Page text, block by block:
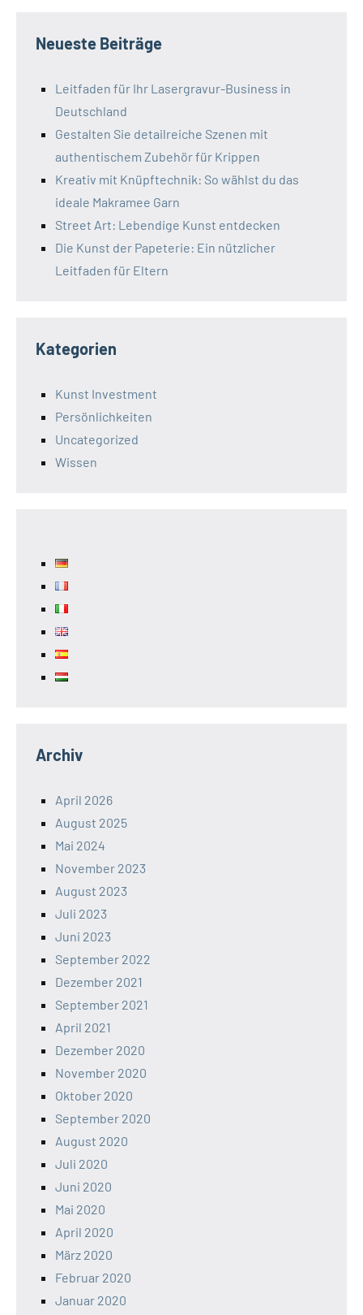
Neueste Beiträge
Leitfaden für Ihr Lasergravur-Business in
Deutschland
Gestalten Sie detailreiche Szenen mit
authentischem Zubehör für Krippen
Kreativ mit Knüpftechnik: So wählst du das
ideale Makramee Garn
Street Art: Lebendige Kunst entdecken
Die Kunst der Papeterie: Ein nützlicher
Leitfaden für Eltern
Kategorien
Kunst Investment
Persönlichkeiten
Uncategorized
Wissen
Archiv
April 2026
August 2025
Mai 2024
November 2023
August 2023
Juli 2023
Juni 2023
September 2022
Dezember 2021
September 2021
April 2021
Dezember 2020
November 2020
Oktober 2020
September 2020
August 2020
Juli 2020
Juni 2020
Mai 2020
April 2020
März 2020
Februar 2020
Januar 2020